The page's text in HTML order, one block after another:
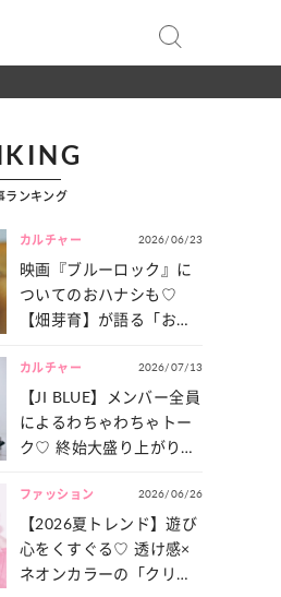
ランキング
カルチャー 2026/06/23
映画『ブルーロック』に
ついてのおハナシも♡
【畑芽育】が語る「お仕
は？
カルチャー 2026/07/13
【JI BLUE】メンバー全員
によるわちゃわちゃトー
ク♡ 終始大盛り上がりだ
一気見せ！
ファッション 2026/06/26
【2026夏トレンド】遊び
心をくすぐる♡ 透け感×
ネオンカラーの「クリア